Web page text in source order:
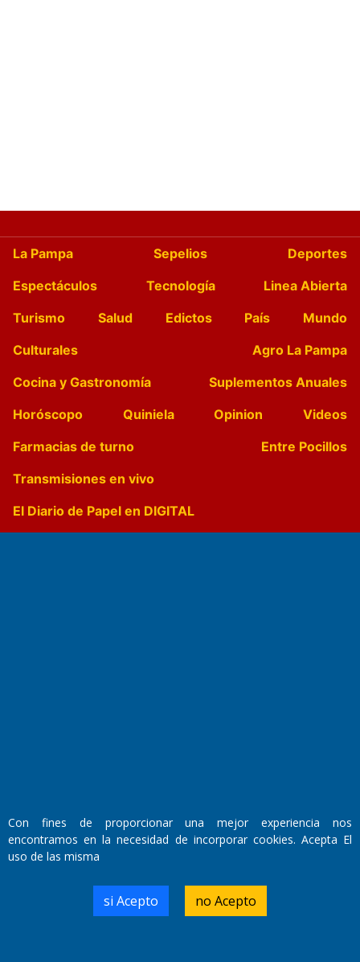
La Pampa Sepelios
Deportes
Espectáculos
Tecnología
Linea Abierta
Turismo
Salud Edictos País
Mundo
Culturales
Agro La Pampa
Cocina y Gastronomía
Suplementos Anuales
Horóscopo
Quiniela Opinion
Videos
Farmacias de turno
Entre Pocillos
Transmisiones en vivo
El Diario de Papel en DIGITAL
Walter René Goñi
Domicilio Legal: José Ingenieros 855,
Santa Rosa, La Pampa.
Número de Registro DNDA:
Con fines de proporcionar una mejor experiencia nos
encontramos en la necesidad de incorporar cookies. Acepta El
uso de las misma
si Acepto no Acepto